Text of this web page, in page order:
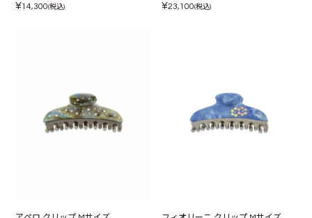
¥14,300(税込) ¥23,100(税込)